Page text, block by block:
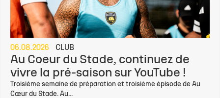
06.08.2026 CLUB
Au Coeur du Stade, continuez de
vivre la pré-saison sur YouTube !
Troisième semaine de préparation et troisième épisode de Au
Cœur du Stade. Au...